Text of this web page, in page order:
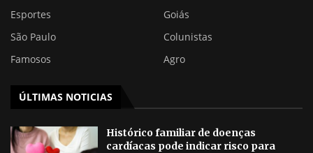
Esportes
Goiás
São Paulo
Colunistas
Famosos
Agro
ÚLTIMAS NOTICIAS
Histórico familiar de doenças
cardíacas pode indicar risco para